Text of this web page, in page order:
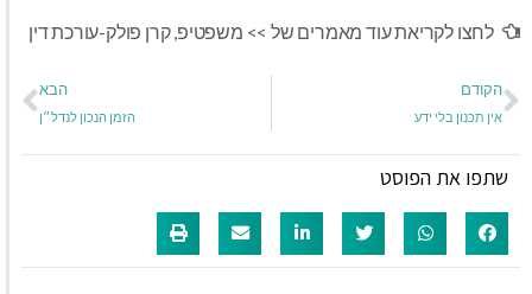
לחצו לקריאת עוד מאמרים של >> משפטיפ,קרן פולק-עורכת דין
הקודם
אין תכנון בלי ידע
הבא
הזמן הנכון לנדל״ן
שתפו את הפוסט